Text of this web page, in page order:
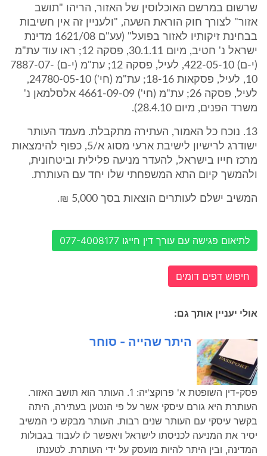
שרשום במרשם האוכלוסין של האזור, הריהו "תושב
אזור" לצורך חוק הוראת השעה, "ולעניין זה אין חשיבות
בבחינת זיקותיו לאזור בפועל" (עע"ם 1621/08 מדינת
ישראל נ' חטיב, מיום 30.1.11, פסקה 12; ראו עוד עת"מ
(י-ם) 422-05-10, לעיל, פסקה 12; עת"מ (י-ם) 7887-07-
10, לעיל, פסקאות 18-16; עת"מ (חי') 24780-05-10,
לעיל, פסקה 26; עת"מ (חי') 4661-09-09 אלסלמאן נ'
משרד הפנים, מיום 28.4.10).
13. נוכח כל האמור, העתירה מתקבלת. מעמד העותר
ישודרג לרישיון לישיבת ארעי מסוג א/5, כפוף להימצאות
מרכז חייו בישראל, להעדר מניעה פלילית וביטחונית,
ולהמשך קיום התא המשפחתי שלו יחד עם העותרת.
המשיב ישלם לעותרים הוצאות בסך 5,000 ₪.
לתיאום פגישה עם עורך דין חייגו 077-4008177
חיפוש דפים דומים
אולי יעניין אותך גם:
היתר שהייה - סוחר
פסק-דין השופטת א' פרוקצ'יה: 1. העותר הוא תושב האזור.
העותרת היא גורם עיסקי אשר על פי הנטען בעתירה, היתה
בקשר עיסקי עם העותר שנים רבות. העותר מבקש כי המשיב
יסיר את המניעה לכניסתו לישראל ויאפשר לו לעבוד בגבולות
המדינה, ובין היתר להיות מועסק על ידי העותרת. לטענתו